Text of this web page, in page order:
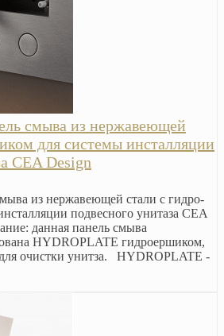
смыва из нержавеющей
для системы инсталляции
CEA Design
из нержавеющей стали с гидро-
подвесного унитаза CEA
данная панель смыва
HYDROPLATE гидроершиком,
для очистки унитза. HYDROPLATE -